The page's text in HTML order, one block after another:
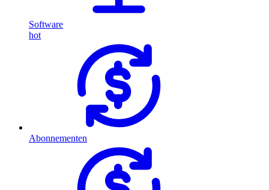
Software
hot
Abonnementen